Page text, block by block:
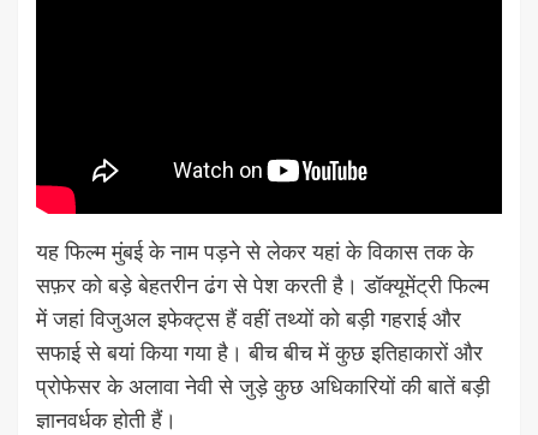
यह फिल्म मुंबई के नाम पड़ने से लेकर यहां के विकास तक के
सफ़र को बड़े बेहतरीन ढंग से पेश करती है। डॉक्यूमेंट्री फिल्म
में जहां विजुअल इफेक्ट्स हैं वहीं तथ्यों को बड़ी गहराई और
सफाई से बयां किया गया है। बीच बीच में कुछ इतिहाकारों और
प्रोफेसर के अलावा नेवी से जुड़े कुछ अधिकारियों की बातें बड़ी
ज्ञानवर्धक होती हैं।